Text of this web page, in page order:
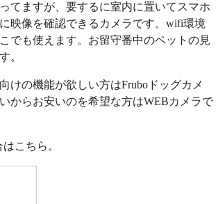
てますが、要するに室内に置いてスマホ
映像を確認できるカメラです。wifi環境
でも使えます。お留守番中のペットの見
。
けの機能が欲しい方はFruboドッグカメ
からお安いのを希望な方はWEBカメラで
こちら。